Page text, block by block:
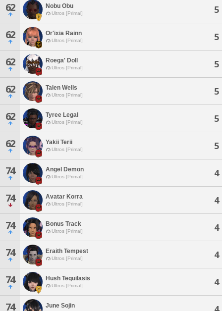
62 Nobu Obu
Ultros [Primal] 5
62 Or'ixia Rainn
Ultros [Primal] 5
62 Roega' Doll
Ultros [Primal] 5
62 Talen Wells
Ultros [Primal] 5
62 Tyree Legal
Ultros [Primal] 5
62 Yakii Terii
Ultros [Primal] 5
74 Angel Demon
Ultros [Primal] 4
74 Avatar Korra
Ultros [Primal] 4
74 Bonus Track
Ultros [Primal] 4
74 Eraith Tempest
Ultros [Primal] 4
74 Hush Tequilasis
Ultros [Primal] 4
74 June Sojin